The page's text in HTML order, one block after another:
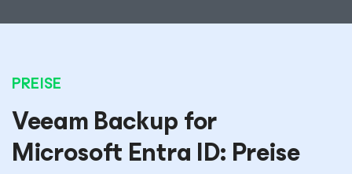
PREISE
Veeam Backupfor
Microsoft Entra ID:Preise